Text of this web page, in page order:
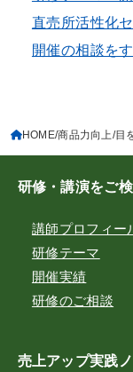
直売所活性化
開催の相談を
HOME 商品力向上 目
研修・講演をご
講師プロフィー
研修テーマ
開催実績
研修のご相談
売上アップ実践